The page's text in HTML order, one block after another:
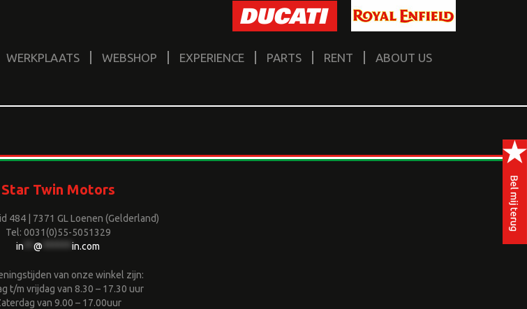
WERKPLAATS WEBSHOP EXPERIENCE PARTS RENT ABOUT US
Star Twin Motors
484 | 7371 GL Loenen (Gelderland)
Tel: 0031(0)55-5051329
in
@ in.com
van onze winkel zijn:
t/m vrijdag van 8.30 – 17.30 uur
van 9.00 – 17.00uur